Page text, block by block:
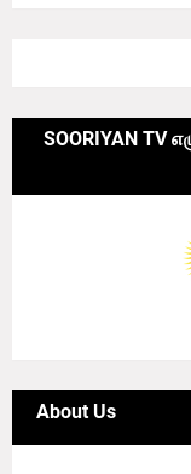
SOORIYAN TV
About Us